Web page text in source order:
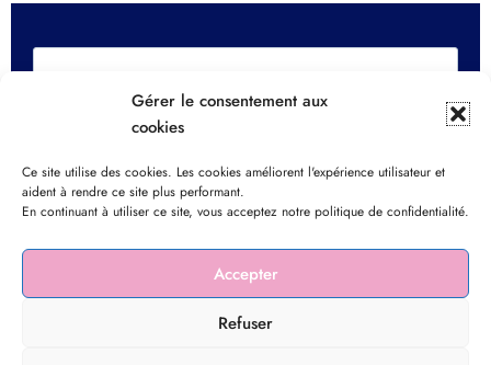
Gérer le consentement aux
cookies
Ce site utilise des cookies. Les cookies améliorent l'expérience utilisateur et
aident à rendre ce site plus performant.
En continuant à utiliser ce site, vous acceptez notre politique de confidentialité.
Accepter
Refuser